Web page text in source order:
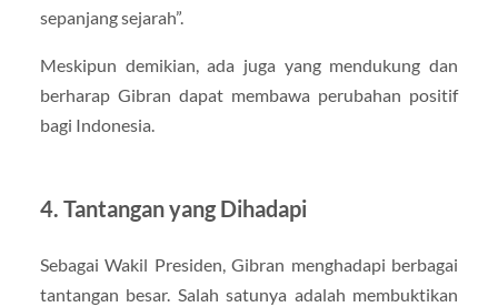
sepanjang sejarah”.
Meskipun demikian, ada juga yang mendukung dan
berharap Gibran dapat membawa perubahan positif
bagi Indonesia.
4. Tantangan yang Dihadapi
Sebagai Wakil Presiden, Gibran menghadapi berbagai
tantangan besar. Salah satunya adalah membuktikan